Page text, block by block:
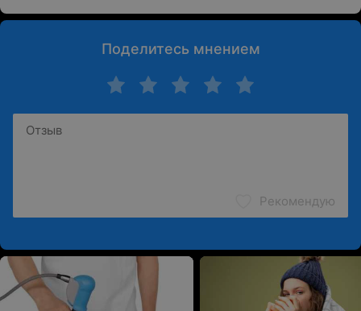
Поделитесь мнением
Рекомендую